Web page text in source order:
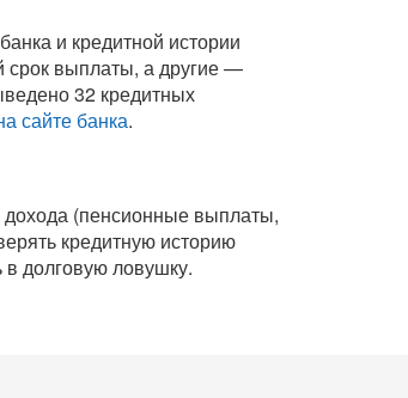
и кредитной истории
срок выплаты, а другие —
32 кредитных
сайте банка.
дохода (пенсионные выплаты,
кредитную историю
долговую ловушку.